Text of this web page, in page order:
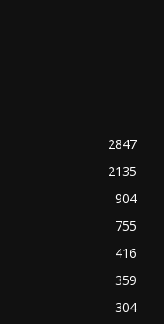
2847
2135
904
755
416
359
304